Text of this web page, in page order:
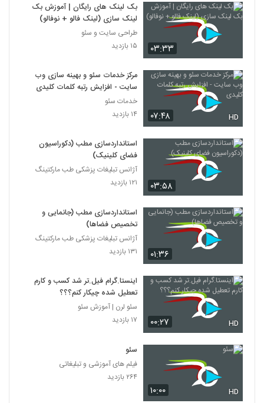
۰۳:۳۳
بک لینک های رایگان | آموزش بک
لینک سازی (لینک فالو + نوفالو)
طراحی سایت و سئو
۱۵ بازدید
۰۷:۴۸ HD
مرکز خدمات سئو و بهینه سازی وب
سایت - افزایش رتبه کلمات کلیدی
خدمات سئو
۱۴ بازدید
۰۳:۵۸
استانداردسازی مطب (دکوراسیون
فضای کلینیک)
آژانس تبلیغات پزشکی طب مارکتینگ
۱۲۱ بازدید
۰۱:۳۶
استانداردسازی مطب (جانمایی و
تخصیص فضاها)
آژانس تبلیغات پزشکی طب مارکتینگ
۱۳۱ بازدید
۰۰:۲۷ HD
اینستا.گرام فیل.تر شد کسب و کارم
تعطیل شده چیکار کنم؟؟؟
سئو لرن | آموزش سئو
۱۷ بازدید
۱۰:۰۰ HD
سئو
فیلم های آموزشی و تبلیغاتی
۲۶۴ بازدید